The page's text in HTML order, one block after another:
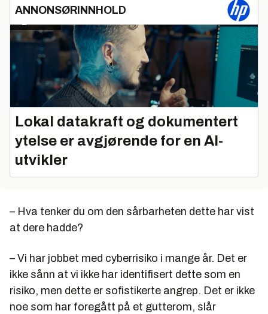
ANNONSØRINNHOLD
Lokal datakraft og dokumentert
ytelse er avgjørende for en AI-
utvikler
– Hva tenker du om den sårbarheten dette har vist
at dere hadde?
– Vi har jobbet med cyberrisiko i mange år. Det er
ikke sånn at vi ikke har identifisert dette som en
risiko, men dette er sofistikerte angrep. Det er ikke
noe som har foregått på et gutterom, slår